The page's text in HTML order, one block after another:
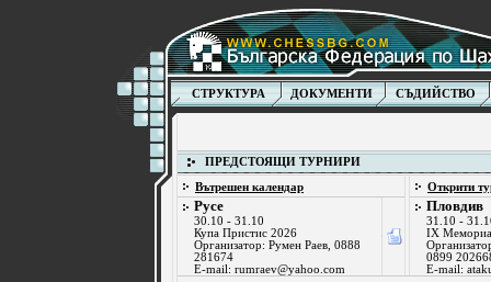
СТРУКТУРА ДОКУМЕНТИ СЪДИЙСТВО
ПРЕДСТОЯЩИ ТУРНИРИ
Вътрешен календар
Русе
30.10 - 31.10
Купа Пристис 2026
Организатор: Румен Раев, 0888
281674
E-mail: rumraev@yahoo.com
Открити
Пловдив
31.10 -
IX
0899
E-mail: